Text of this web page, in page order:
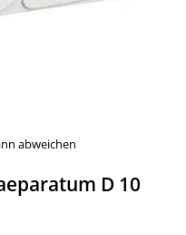
abweichen
D 10